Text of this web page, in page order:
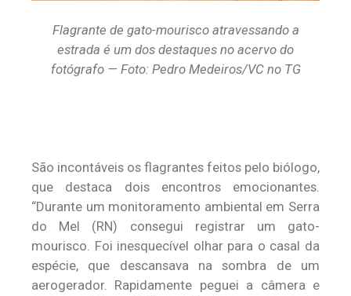
Flagrante de gato-mourisco atravessando a
estrada é um dos destaques no acervo do
fotógrafo — Foto: Pedro Medeiros/VC no TG
São incontáveis os flagrantes feitos pelo biólogo,
que destaca dois encontros emocionantes.
“Durante um monitoramento ambiental em Serra
do Mel (RN) consegui registrar um gato-
mourisco. Foi inesquecível olhar para o casal da
espécie, que descansava na sombra de um
aerogerador. Rapidamente peguei a câmera e